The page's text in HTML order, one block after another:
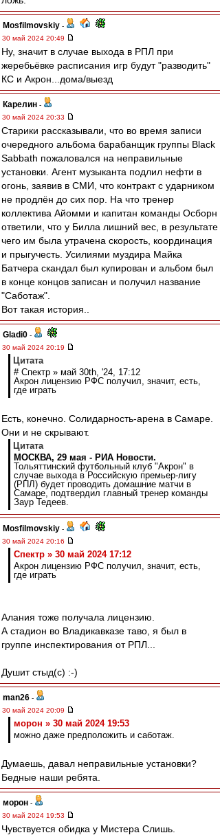
Mosfilmovskiy -
30 май 2024 20:49
Ну, значит в случае выхода в РПЛ при
жеребьёвке расписания игр будут "разводить"
КС и Акрон...дома/выезд
Карелин -
30 май 2024 20:33
Старики рассказывали, что во время записи
очередного альбома барабанщик группы Black
Sabbath пожаловался на неправильные
установки. Агент музыканта подлил нефти в
огонь, заявив в СМИ, что контракт с ударником
не продлён до сих пор. На что тренер
коллектива Айомми и капитан команды Осборн
ответили, что у Билла лишний вес, в результате
чего им была утрачена скорость, координация
и прыгучесть. Усилиями муздира Майка
Батчера скандал был купирован и альбом был
в конце концов записан и получил название
"Саботаж".
Вот такая история..
Gladi0 -
30 май 2024 20:19
Цитата
# Спектр » май 30th, '24, 17:12
Акрон лицензию РФС получил, значит, есть,
где играть
Есть, конечно. Солидарность-арена в Самаре.
Они и не скрывают.
Цитата
МОСКВА, 29 мая - РИА Новости.
Тольяттинский футбольный клуб "Акрон" в
случае выхода в Российскую премьер-лигу
(РПЛ) будет проводить домашние матчи в
Самаре, подтвердил главный тренер команды
Заур Тедеев.
Mosfilmovskiy -
30 май 2024 20:16
Спектр » 30 май 2024 17:12
Акрон лицензию РФС получил, значит, есть,
где играть
Алания тоже получала лицензию.
А стадион во Владикавказе таво, я был в
группе инспектирования от РПЛ...
Душит стыд(с) :-)
man26 -
30 май 2024 20:09
морон » 30 май 2024 19:53
можно даже предположить и саботаж.
Думаешь, давал неправильные установки?
Бедные наши ребята.
морон -
30 май 2024 19:53
Чувствуется обидка у Мистера Слишь.